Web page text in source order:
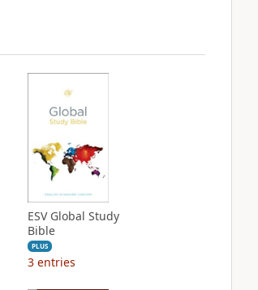
ESV Global Study
Bible
PLUS
3 entries